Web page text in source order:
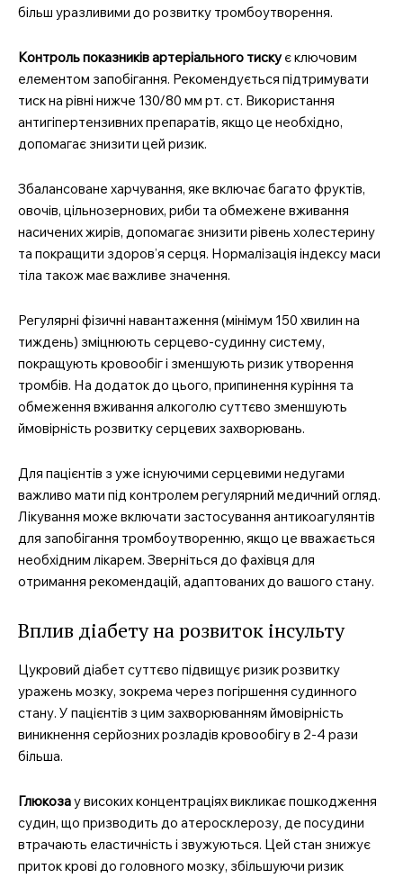
більш уразливими до розвитку тромбоутворення.
Контроль показників артеріального тискує ключовим
елементом запобігання. Рекомендується підтримувати
тиск на рівні нижче 130/80 мм рт. ст. Використання
антигіпертензивних препаратів, якщо це необхідно,
допомагає знизити цей ризик.
Збалансоване харчування, яке включає багато фруктів,
овочів, цільнозернових, риби та обмежене вживання
насичених жирів, допомагає знизити рівень холестерину
та покращити здоров’я серця. Нормалізація індексу маси
тіла також має важливе значення.
Регулярні фізичні навантаження (мінімум 150 хвилин на
тиждень) зміцнюють серцево-судинну систему,
покращують кровообіг і зменшують ризик утворення
тромбів. На додаток до цього, припинення куріння та
обмеження вживання алкоголю суттєво зменшують
ймовірність розвитку серцевих захворювань.
Для пацієнтів з уже існуючими серцевими недугами
важливо мати під контролем регулярний медичний огляд.
Лікування може включати застосування антикоагулянтів
для запобігання тромбоутворенню, якщо це вважається
необхідним лікарем. Зверніться до фахівця для
отримання рекомендацій, адаптованих до вашого стану.
Вплив діабету на розвиток інсульту
Цукровий діабет суттєво підвищує ризик розвитку
уражень мозку, зокрема через погіршення судинного
стану. У пацієнтів з цим захворюванням ймовірність
виникнення серйозних розладів кровообігу в 2-4 рази
більша.
Глюкозау високих концентраціях викликає пошкодження
судин, що призводить до атеросклерозу, де посудини
втрачають еластичність і звужуються. Цей стан знижує
приток крові до головного мозку, збільшуючи ризик